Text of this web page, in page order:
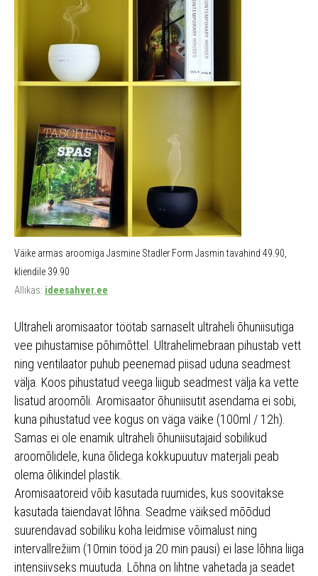
Väike armas aroomiga Jasmine Stadler Form Jasmin tavahind 49.90,
kliendile 39.90
Allikas: ideesahver.ee
Ultraheli aromisaator töötab sarnaselt ultraheli õhuniisutiga
vee pihustamise põhimõttel. Ultrahelimebraan pihustab vett
ning ventilaator puhub peenemad piisad uduna seadmest
välja. Koos pihustatud veega liigub seadmest välja ka vette
lisatud aroomõli. Aromisaator õhuniisutit asendama ei sobi,
kuna pihustatud vee kogus on väga väike (100ml / 12h).
Samas ei ole enamik ultraheli õhuniisutajaid sobilikud
aroomõlidele, kuna õlidega kokkupuutuv materjali peab
olema õlikindel plastik.
Aromisaatoreid võib kasutada ruumides, kus soovitakse
kasutada täiendavat lõhna. Seadme väiksed mõõdud
suurendavad sobiliku koha leidmise võimalust ning
intervallrežiim (10min tööd ja 20 min pausi) ei lase lõhna liiga
intensiivseks muutuda. Lõhna on lihtne vahetada ja seadet